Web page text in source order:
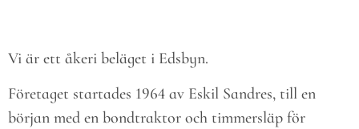
Vi är ett åkeri beläget i Edsbyn.
Företaget startades 1964 av Eskil Sandres, till en
början med en bondtraktor och timmersläp för